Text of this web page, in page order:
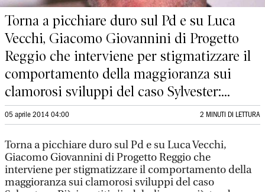
Torna a picchiare duro sul Pd e su Luca
Vecchi, Giacomo Giovannini di Progetto
Reggio che interviene per stigmatizzare il
comportamento della maggioranza sui
clamorosi sviluppi del caso Sylvester:...
05 aprile 2014 04:00 2 MINUTI DI LETTURA
Torna a picchiare duro sul Pd e su Luca Vecchi,
Giacomo Giovannini di Progetto Reggio che
interviene per stigmatizzare il comportamento della
maggioranza sui clamorosi sviluppi del caso